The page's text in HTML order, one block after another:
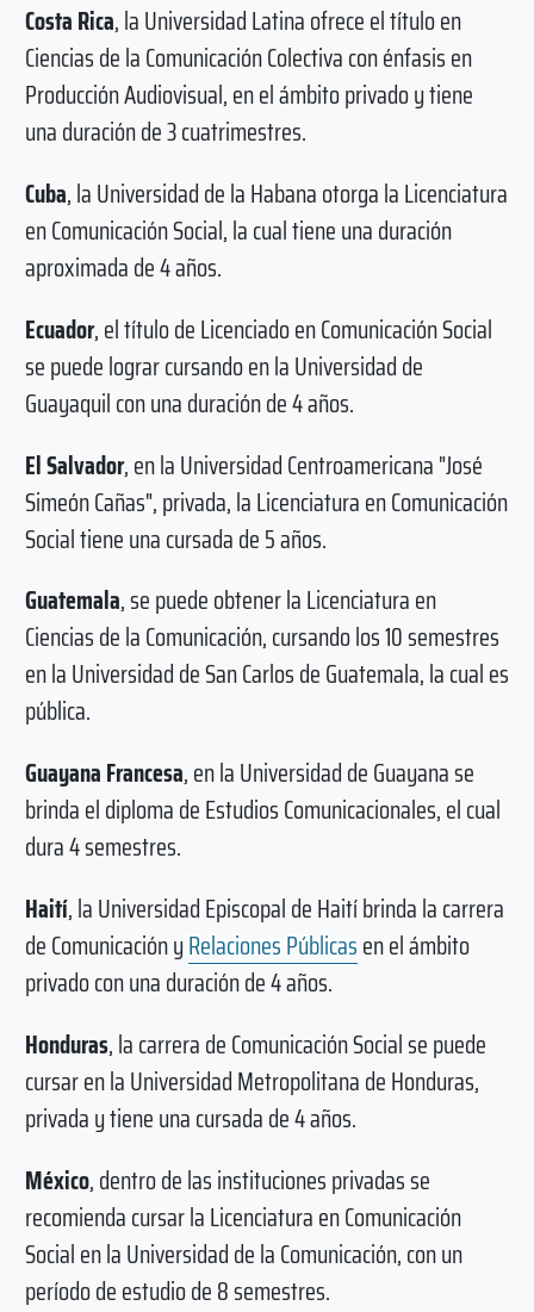
Costa Rica, la Universidad Latina ofrece el título en
Ciencias de la Comunicación Colectiva con énfasis en
Producción Audiovisual, en el ámbito privado y tiene
una duración de 3 cuatrimestres.
Cuba, la Universidad de la Habana otorga la Licenciatura
en Comunicación Social, la cual tiene una duración
aproximada de 4 años.
Ecuador, el título de Licenciado en Comunicación Social
se puede lograr cursando en la Universidad de
Guayaquil con una duración de 4 años.
El Salvador, en la Universidad Centroamericana "José
Simeón Cañas", privada, la Licenciatura en Comunicación
Social tiene una cursada de 5 años.
Guatemala, se puede obtener la Licenciatura en
Ciencias de la Comunicación, cursando los 10 semestres
en la Universidad de San Carlos de Guatemala, la cual es
pública.
Guayana Francesa, en la Universidad de Guayana se
brinda el diploma de Estudios Comunicacionales, el cual
dura 4 semestres.
Haití, la Universidad Episcopal de Haití brinda la carrera
de Comunicación yRelaciones Públicasen el ámbito
privado con una duración de 4 años.
Honduras, la carrera de Comunicación Social se puede
cursar en la Universidad Metropolitana de Honduras,
privada y tiene una cursada de 4 años.
México, dentro de las instituciones privadas se
recomienda cursar la Licenciatura en Comunicación
Social en la Universidad de la Comunicación, con un
período de estudio de 8 semestres.